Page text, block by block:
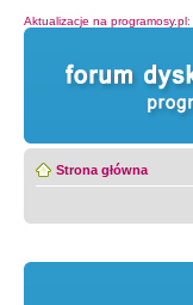
Aktualizacje na programosy.pl:
Strona główna